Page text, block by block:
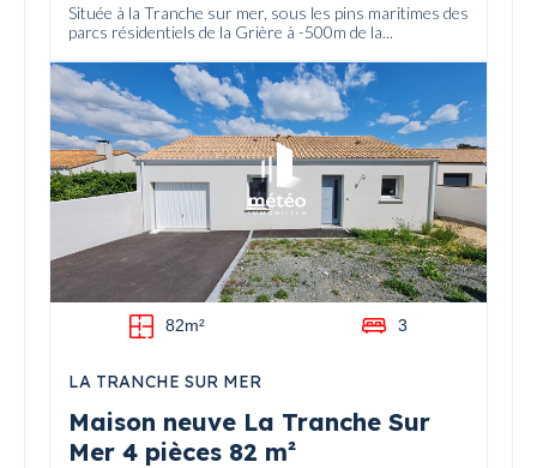
Située à la Tranche sur mer, sous les pins maritimes des
parcs résidentiels de la Grière à -500m de la...
82m² 3
Maison neuve La Tranche Sur
Mer 4 pièces 82 m²
LA TRANCHE SUR MER